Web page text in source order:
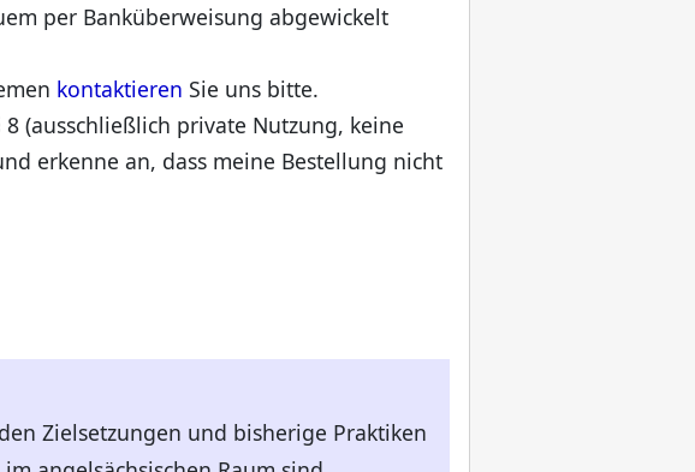
per Banküberweisung abgewickelt
kontaktieren Sie uns bitte.
8 (ausschließlich private Nutzung, keine
erkenne an, dass meine Bestellung nicht
Zielsetzungen und bisherige Praktiken